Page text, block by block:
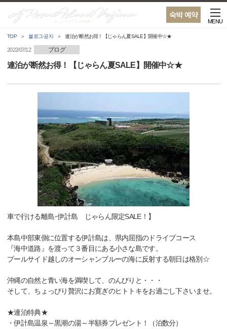
숙박 예약
MENU
TOP 블로그·공지 連泊が断然お得！【じゃらん夏SALE】開催中☆★
2022/07/12 ブログ
連泊が断然お得！【じゃらん夏SALE】開催中☆★
車で行ける離島･伊計島 じゃらん限定SALE！】
本島中部東側に位置する伊計島は、県内屈指のドライブコース
『海中道路』を渡って３番目にある小さな島です。
プールサイド越しのオーシャンブルーの海に反射する朝日は格別☆
沖縄の自然と青い海を満喫して、のんびりと・・・
そして、ちょっびり贅沢にお寛ぎのヒトトキをお過ごし下さいませ。
★連泊特典★
・伊計島温泉～黒潮の湯～半額券プレゼント！（泊数分）